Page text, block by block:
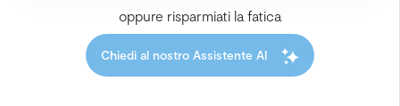
oppure risparmiati la fatica
Chiedi al nostro Assistente AI